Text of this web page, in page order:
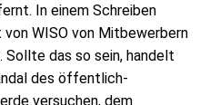
In einem Schreiben
WISO von Mitbewerbern
das so sein, handelt
des öffentlich-
versuchen, dem